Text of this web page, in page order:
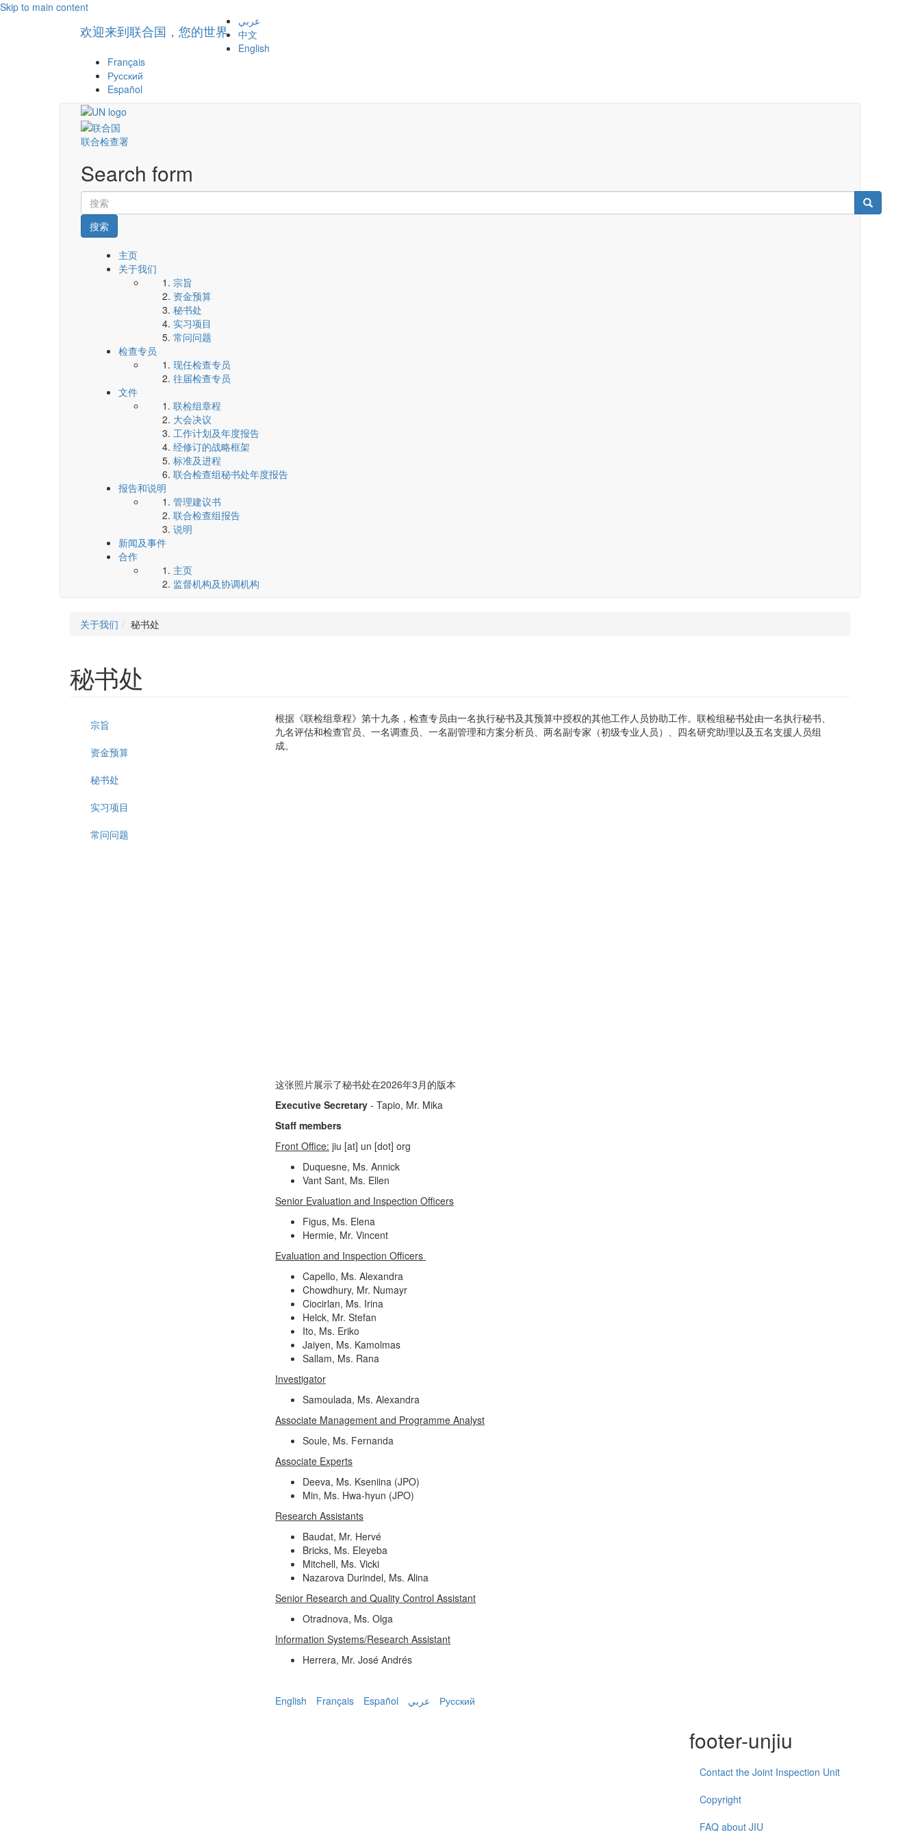
Skip to main content
欢迎来到联合国，您的世界
عربي
中文
English
Français
Русский
Español
联合检查署
Search form
搜索
主页
关于我们
宗旨
资金预算
秘书处
实习项目
常问问题
检查专员
现任检查专员
往届检查专员
文件
联检组章程
大会决议
工作计划及年度报告
经修订的战略框架
标准及进程
联合检查组秘书处年度报告
报告和说明
管理建议书
联合检查组报告
说明
新闻及事件
合作
主页
监督机构及协调机构
关于我们 秘书处
秘书处
宗旨
资金预算
秘书处
实习项目
常问问题
根据《联检组章程》第十九条，检查专员由一名执行秘书及其预算中授权的其他工作人员协助工作。联检组秘书处由一名执行秘书、
九名评估和检查官员、一名调查员、一名副管理和方案分析员、两名副专家（初级专业人员）、四名研究助理以及五名支援人员组
成。
这张照片展示了秘书处在2026年3月的版本
Executive Secretary - Tapio, Mr. Mika
Staff members
Front Office: jiu [at] un [dot] org
Duquesne, Ms. Annick
Vant Sant, Ms. Ellen
Senior Evaluation and Inspection Officers
Figus, Ms. Elena
Hermie, Mr. Vincent
Evaluation and Inspection Officers
Capello, Ms. Alexandra
Chowdhury, Mr. Numayr
Ciocirlan, Ms. Irina
Helck, Mr. Stefan
Ito, Ms. Eriko
Jaiyen, Ms. Kamolmas
Sallam, Ms. Rana
Investigator
Samoulada, Ms. Alexandra
Associate Management and Programme Analyst
Soule, Ms. Fernanda
Associate Experts
Deeva, Ms. Kseniina (JPO)
Min, Ms. Hwa-hyun (JPO)
Research Assistants
Baudat, Mr. Hervé
Bricks, Ms. Eleyeba
Mitchell, Ms. Vicki
Nazarova Durindel, Ms. Alina
Senior Research and Quality Control Assistant
Otradnova, Ms. Olga
Information Systems/Research Assistant
Herrera, Mr. José Andrés
English Français Español عربي Русский
footer-unjiu
Contact the Joint Inspection Unit
Copyright
FAQ about JIU